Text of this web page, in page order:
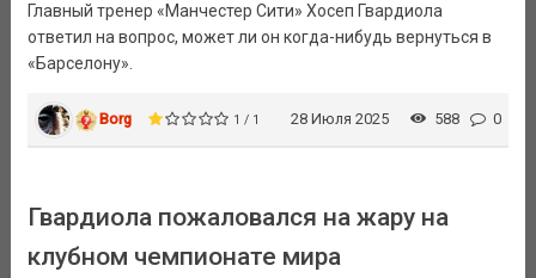
Главный тренер «Манчестер Сити» Хосеп Гвардиола
ответил на вопрос, может ли он когда-нибудь вернуться в
«Барселону».
Borg 1 / 1 28 Июля 2025 588 0
Гвардиола пожаловался на жару на
клубном чемпионате мира